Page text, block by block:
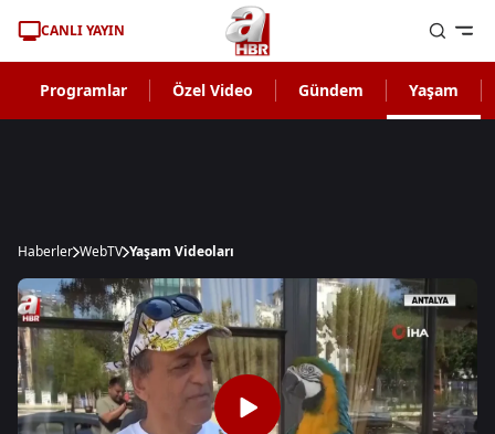
CANLI YAYIN
Programlar Özel Video Gündem Yaşam
Haberler WebTV Yaşam Videoları